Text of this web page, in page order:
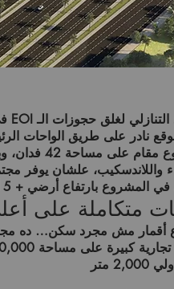
التنازلي لغلق حجوزات الـ EOI
نادر على طريق الواحات
مقام على مساحة 42 فدان ،
واللاندسكيب، علشان يوفر
في المشروع بارتفاع أرضي + 5 أدوار فقط
متكاملة على
أقمار مش مجرد سكن… ده
كبيرة على مساحة 10,000
2,000 متر